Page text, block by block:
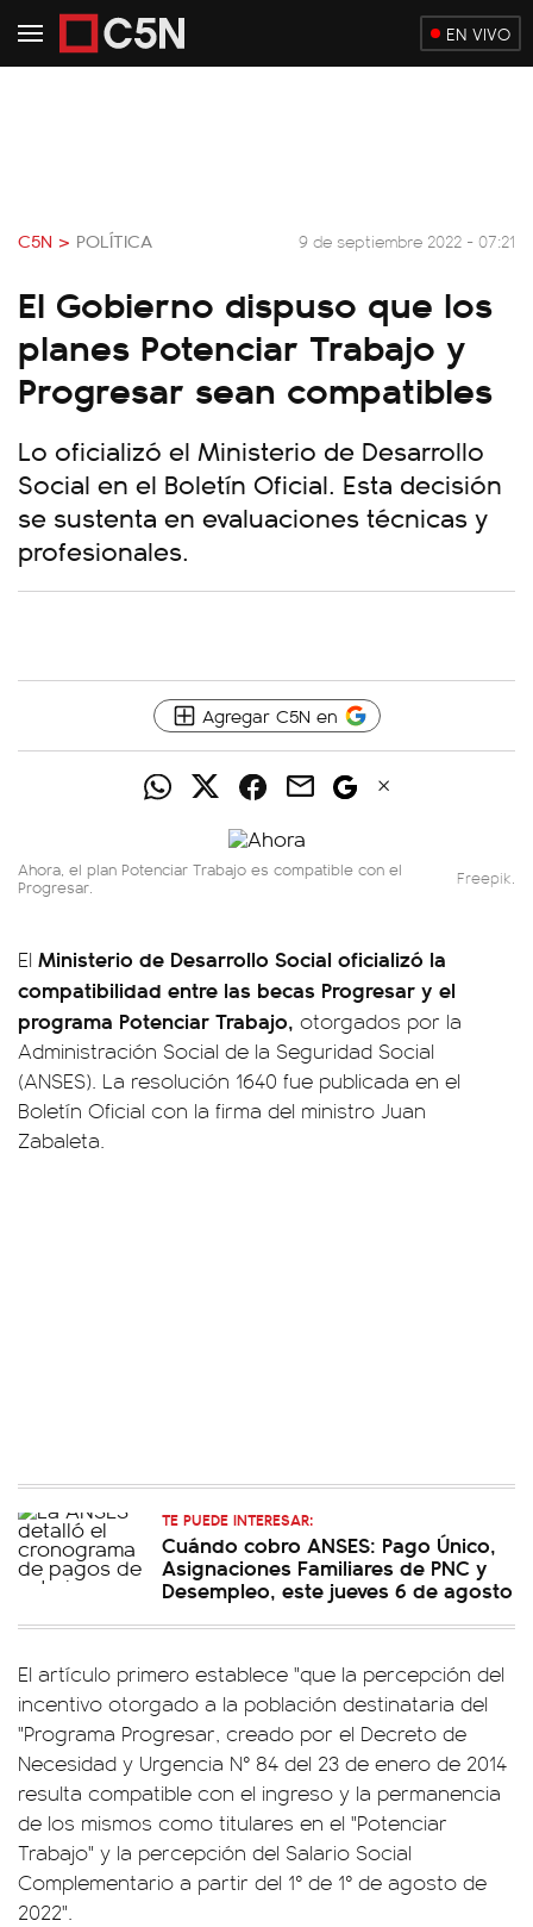
EN VIVO
C5N > POLÍTICA 9 de septiembre 2022 - 07:21
El Gobierno dispuso que los
planes Potenciar Trabajo y
Progresar sean compatibles
Lo oficializó el Ministerio de Desarrollo
Social en el Boletín Oficial. Esta decisión
se sustenta en evaluaciones técnicas y
profesionales.
Agregar C5N en
Ahora, el plan Potenciar Trabajo es compatible con el
Progresar. Freepik.
El Ministerio de Desarrollo Social oficializó la
compatibilidad entre las becas Progresar y el
programa Potenciar Trabajo, otorgados por la
Administración Social de la Seguridad Social
(ANSES). La resolución 1640 fue publicada en el
Boletín Oficial con la firma del ministro Juan
Zabaleta.
TE PUEDE INTERESAR:
Cuándo cobro ANSES: Pago Único,
Asignaciones Familiares de PNC y
Desempleo, este jueves 6 de agosto
El artículo primero establece "que la percepción del
incentivo otorgado a la población destinataria del
"Programa Progresar, creado por el Decreto de
Necesidad y Urgencia N° 84 del 23 de enero de 2014
resulta compatible con el ingreso y la permanencia
de los mismos como titulares en el "Potenciar
Trabajo" y la percepción del Salario Social
Complementario a partir del 1° de 1° de agosto de
2022".